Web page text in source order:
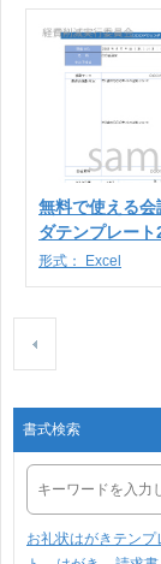
無料で使える会
ダテンプレート
形式： Excel
書式検索
お礼状はがきテンプ